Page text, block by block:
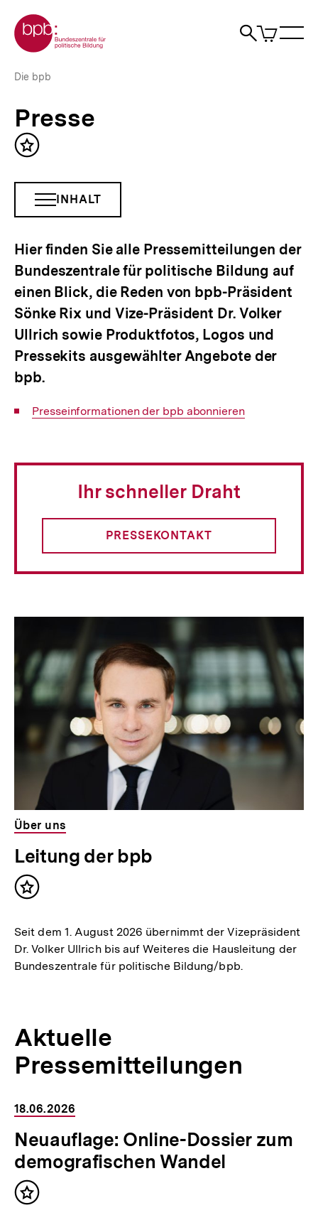
zum
Seiteninhalt
springen
Zur Startseite der bpb
Suche
Artikel
im
Presse
Brotkrümelnavigation
Pfadnavigation
Die bpb
Presse
Inhalt
INHALTSNAVIGATION
ÖFFNEN
INHALT
Hier finden Sie alle Pressemitteilungen der
Bundeszentrale für politische Bildung auf
einen Blick, die Reden von bpb-Präsident
Sönke Rix und Vize-Präsident Dr. Volker
Ullrich sowie Produktfotos, Logos und
Pressekits ausgewählter Angebote der
bpb.
Interner
Presseinformationen der bpb abonnieren
Ihr schneller Draht
PRESSEKONTAKT
Über uns
Leitung der bpb
Inhalt
Seit dem 1. August 2026 übernimmt der Vizepräsident
Dr. Volker Ullrich bis auf Weiteres die Hausleitung der
Bundeszentrale für politische Bildung/bpb.
Aktuelle
Pressemitteilungen
Inhaltskarussell
überspringen
18.06.2026
Neuauflage: Online-Dossier zum
demografischen Wandel
Inhalt